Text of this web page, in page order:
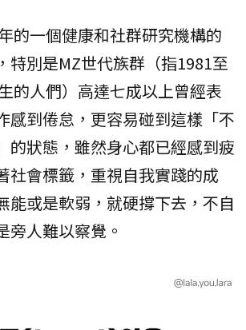
的一個健康和社群研究機構的
特別是MZ世代族群（指1981至
的人們）高達七成以上曾經表
感到倦怠，更容易碰到這樣「不
的狀態，雖然身心都已經感到疲
社會標籤，重視自我實踐的成
能或是軟弱，就硬撐下去，不自
旁人難以察覺。